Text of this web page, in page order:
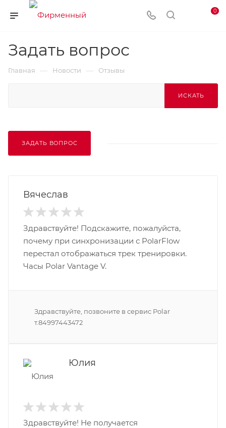
0
Задать вопрос
Главная — Новости — Отзывы
ИСКАТЬ
ЗАДАТЬ ВОПРОС
Вячеслав
Здравствуйте! Подскажите, пожалуйста,
почему при синхронизации с PolarFlow
перестал отображаться трек тренировки.
Часы Polar Vantage V.
Здравствуйте, позвоните в сервис Polar
т.84997443472
Юлия
Здравствуйте! Не получается